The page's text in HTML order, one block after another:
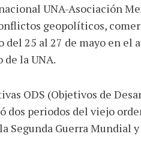
UNA-Asociación
geopolíticos,
del 25 al 27 de mayo en
la UNA.
ODS (Objetivos de
periodos del viejo
Segunda Guerra Mundial